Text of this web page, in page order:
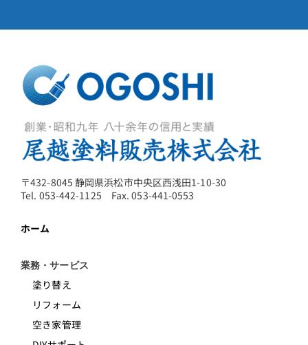
〒432-8045 静岡県浜松市中央区西浅田1-10-30
Tel. 053-442-1125 Fax. 053-441-0553
ホーム
業務・サービス
塗り替え
リフォーム
空き家管理